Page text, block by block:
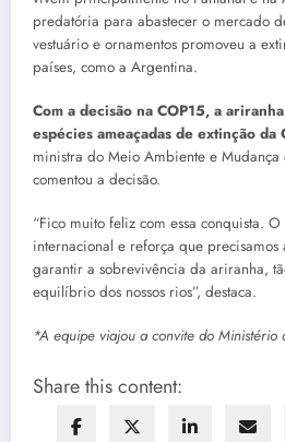
predatória para abastecer o mercado
vestuário e ornamentos promoveu a
países, como a Argentina.
Com a decisão na COP15, a
espécies ameaçadas de extinção da
ministra do Meio Ambiente e
comentou a decisão.
“Fico muito feliz com essa conquista.
internacional e reforça que
garantir a sobrevivência da ariranha,
equilíbrio dos nossos rios”, destaca.
*A equipe viajou a convite do Ministério
Share this content: